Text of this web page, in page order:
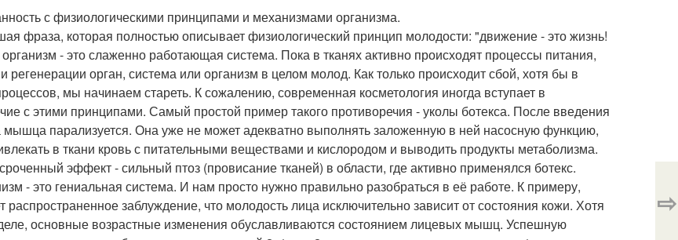
с физиологическими принципами и механизмами организма.
фраза, которая полностью описывает физиологический принцип молодости: "движение - это жизнь!
- это слаженно работающая система. Пока в тканях активно происходят процессы питания,
регенерации орган, система или организм в целом молод. Как только происходит сбой, хотя бы в
мы начинаем стареть. К сожалению, современная косметология иногда вступает в
с этими принципами. Самый простой пример такого противоречия - уколы ботекса. После введения
мышца парализуется. Она уже не может адекватно выполнять заложенную в ней насосную функцию,
в ткани кровь с питательными веществами и кислородом и выводить продукты метаболизма.
эффект - сильный птоз (провисание тканей) в области, где активно применялся ботекс.
- это гениальная система. И нам просто нужно правильно разобраться в её работе. К примеру,
распространенное заблуждение, что молодость лица исключительно зависит от состояния кожи. Хотя
основные возрастные изменения обуславливаются состоянием лицевых мышц. Успешную
⇨